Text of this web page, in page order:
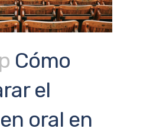
Cómo
el
oral en